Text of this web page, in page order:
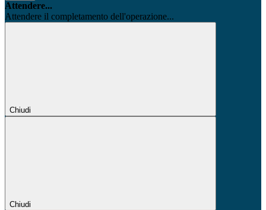
Attendere...
Attendere il completamento dell'operazione...
Chiudi
Chiudi